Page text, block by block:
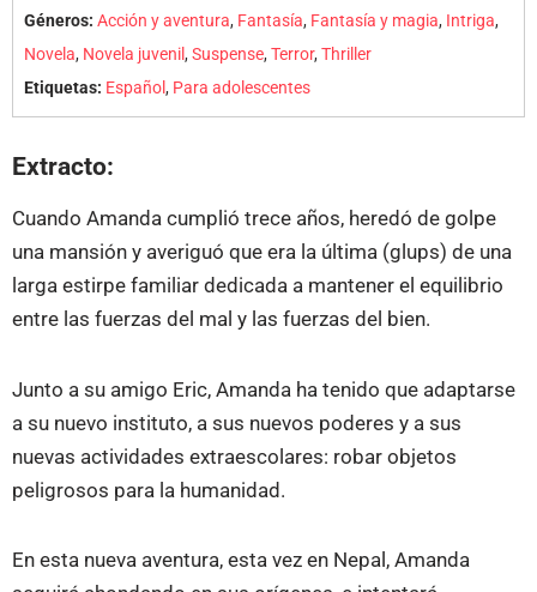
Géneros: Acción y aventura, Fantasía, Fantasía y magia, Intriga,
Novela, Novela juvenil,Suspense,Terror,Thriller
Etiquetas: Español, Para adolescentes
Extracto:
Cuando Amanda cumplió trece años, heredó de golpe
una mansión y averiguó que era la última (glups) de una
larga estirpe familiar dedicada a mantener el equilibrio
entre las fuerzas del mal y las fuerzas del bien.
Junto a su amigo Eric, Amanda ha tenido que adaptarse
a su nuevo instituto, a sus nuevos poderes y a sus
nuevas actividades extraescolares: robar objetos
peligrosos para la humanidad.
En esta nueva aventura, esta vez en Nepal, Amanda